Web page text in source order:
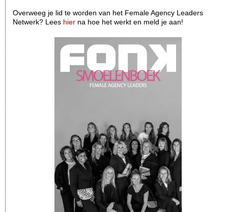
Overweeg je lid te worden van het Female Agency Leaders
Netwerk? Lees hier na hoe het werkt en meld je aan!